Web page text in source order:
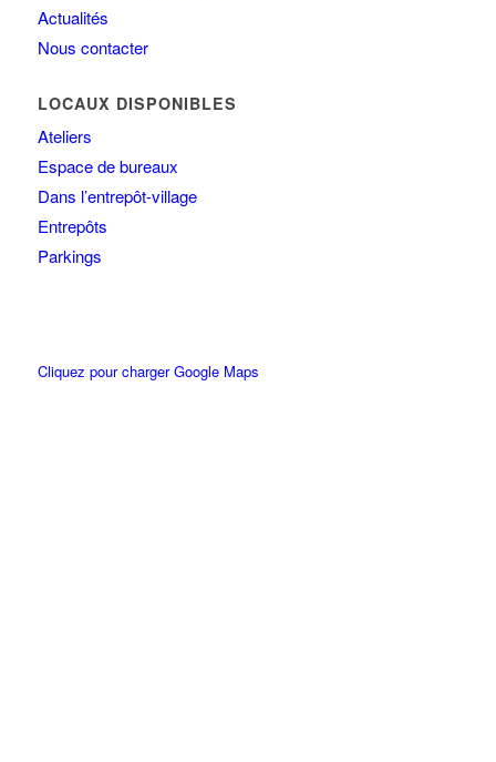
Actualités
Nous contacter
LOCAUX DISPONIBLES
Ateliers
Espace de bureaux
Dans l’entrepôt-village
Entrepôts
Parkings
Cliquez pour charger Google Maps